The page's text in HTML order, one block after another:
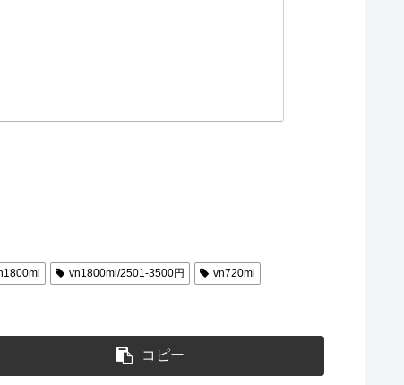
vn1800ml/2501-3500円 vn720ml
コピー